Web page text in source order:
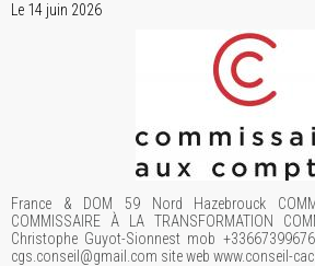
Le 14 juin 2026
France & DOM 59 Nord Hazebrouck
COMMISSAIRE À LA TRANSFORMATION
Christophe Guyot-Sionnest mob
cgs.conseil@gmail.com site web www.conseil-